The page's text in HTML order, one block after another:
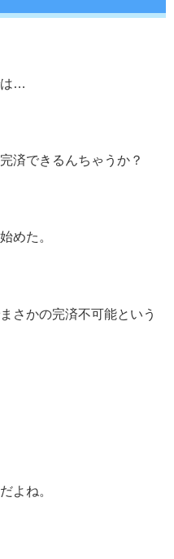
は…
済できるんちゃうか？
めた。
さかの完済不可能という
よね。